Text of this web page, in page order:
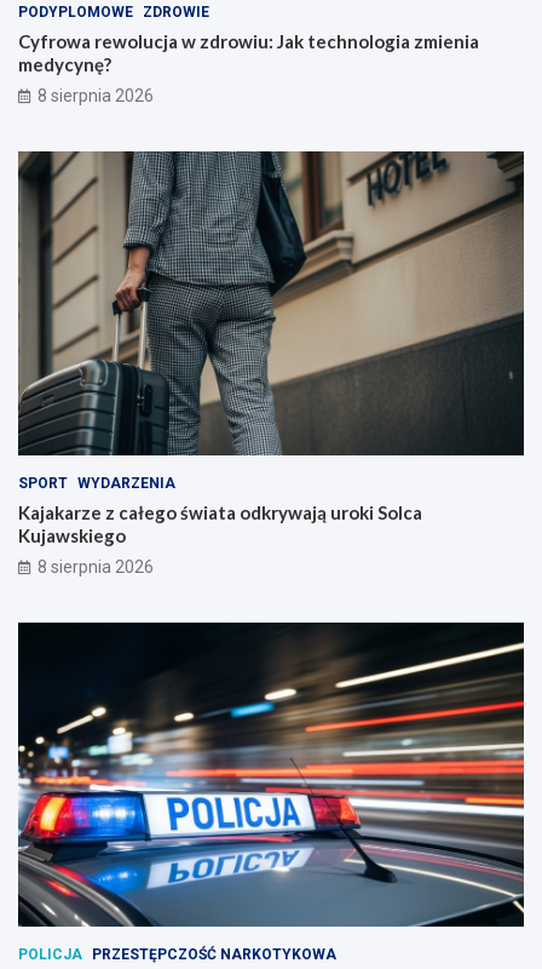
PODYPLOMOWE ZDROWIE
Cyfrowa rewolucja w zdrowiu: Jak technologia zmienia
medycynę?
8 sierpnia 2026
SPORT WYDARZENIA
Kajakarze z całego świata odkrywają uroki Solca
Kujawskiego
8 sierpnia 2026
POLICJA PRZESTĘPCZOŚĆ NARKOTYKOWA